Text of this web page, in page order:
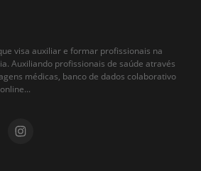
visa auxiliar e formar profissionais na
Auxiliando profissionais de saúde através
médicas, banco de dados colaborativo